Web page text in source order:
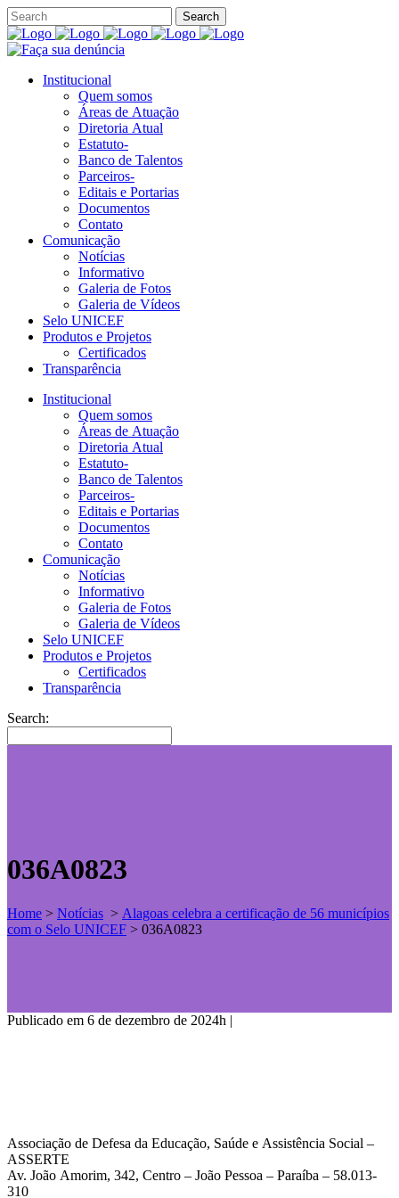
Institucional
Quem somos
Áreas de Atuação
Diretoria Atual
Estatuto-
Banco de Talentos
Parceiros-
Editais e Portarias
Documentos
Contato
Comunicação
Notícias
Informativo
Galeria de Fotos
Galeria de Vídeos
Selo UNICEF
Produtos e Projetos
Certificados
Transparência
Institucional
Quem somos
Áreas de Atuação
Diretoria Atual
Estatuto-
Banco de Talentos
Parceiros-
Editais e Portarias
Documentos
Contato
Comunicação
Notícias
Informativo
Galeria de Fotos
Galeria de Vídeos
Selo UNICEF
Produtos e Projetos
Certificados
Transparência
Search:
036A0823
Home > Notícias > Alagoas celebra a certificação de 56 municípios
com o Selo UNICEF > 036A0823
Publicado em 6 de dezembro de 2024h |
Associação de Defesa da Educação, Saúde e Assistência Social –
ASSERTE
Av. João Amorim, 342, Centro – João Pessoa – Paraíba – 58.013-
310